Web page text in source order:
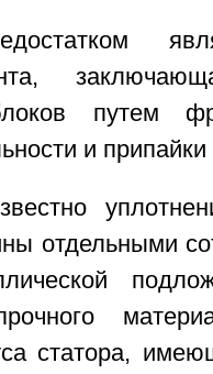
путем
и
отдельными
статора,